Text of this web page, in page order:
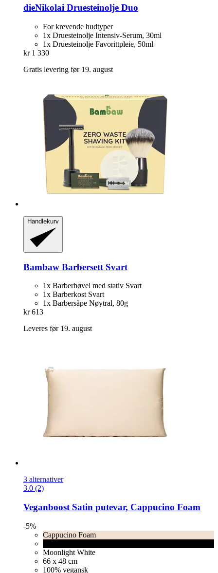
dieNikolai Druesteinolje Duo
For krevende hudtyper
1x Druesteinolje Intensiv-Serum, 30ml
1x Druesteinolje Favorittpleie, 50ml
kr 1 330
Gratis levering før 19. august
Handlekurv
Bambaw Barbersett Svart
1x Barberhøvel med stativ Svart
1x Barberkost Svart
1x Barbersåpe Nøytral, 80g
kr 613
Leveres før 19. august
3 alternativer
3.0 (2)
Veganboost Satin putevar, Cappucino Foam
-5%
Cappucino Foam
Moonlight White
66 x 48 cm
100% vegansk